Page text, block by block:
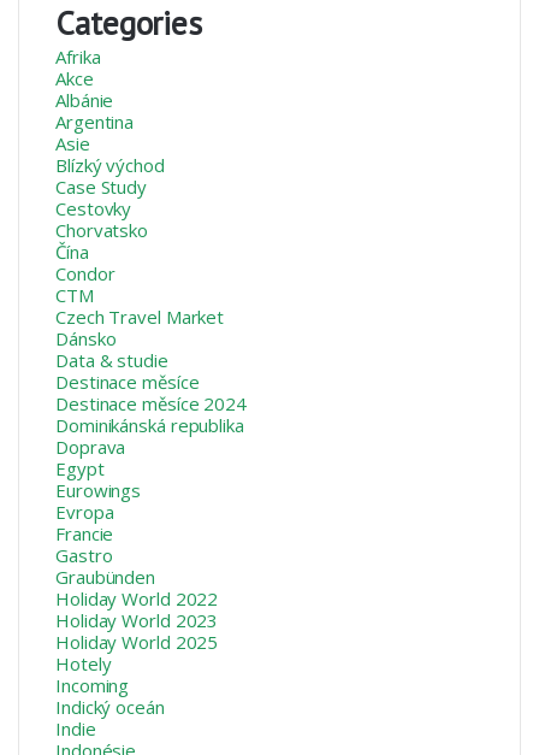
Categories
Afrika
Akce
Albánie
Argentina
Asie
Blízký východ
Case Study
Cestovky
Chorvatsko
Čína
Condor
CTM
Czech Travel Market
Dánsko
Data & studie
Destinace měsíce
Destinace měsíce 2024
Dominikánská republika
Doprava
Egypt
Eurowings
Evropa
Francie
Gastro
Graubünden
Holiday World 2022
Holiday World 2023
Holiday World 2025
Hotely
Incoming
Indický oceán
Indie
Indonésie